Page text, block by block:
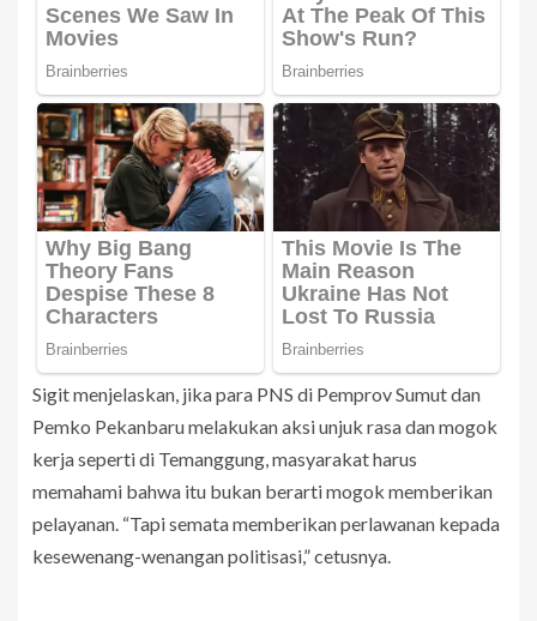
Sigit menjelaskan, jika para PNS di Pemprov Sumut dan
Pemko Pekanbaru melakukan aksi unjuk rasa dan mogok
kerja seperti di Temanggung, masyarakat harus
memahami bahwa itu bukan berarti mogok memberikan
pelayanan. “Tapi semata memberikan perlawanan kepada
kesewenang-wenangan politisasi,” cetusnya.